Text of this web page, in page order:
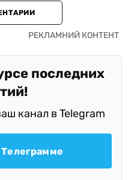
последних
канал в Telegram